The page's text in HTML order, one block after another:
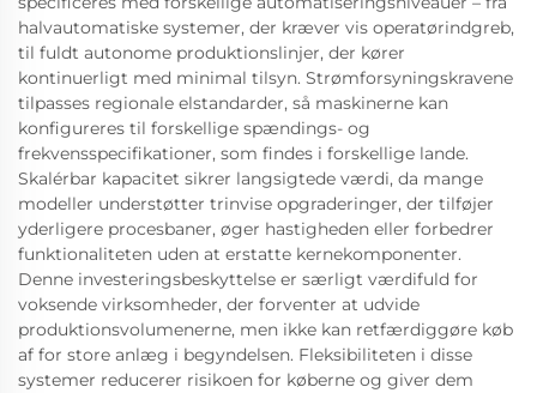
halvautomatiske systemer, der kræver vis operatørindgreb,
til fuldt autonome produktionslinjer, der kører
kontinuerligt med minimal tilsyn. Strømforsyningskravene
tilpasses regionale elstandarder, så maskinerne kan
konfigureres til forskellige spændings- og
frekvensspecifikationer, som findes i forskellige lande.
Skalérbar kapacitet sikrer langsigtede værdi, da mange
modeller understøtter trinvise opgraderinger, der tilføjer
yderligere procesbaner, øger hastigheden eller forbedrer
funktionaliteten uden at erstatte kernekomponenter.
Denne investeringsbeskyttelse er særligt værdifuld for
voksende virksomheder, der forventer at udvide
produktionsvolumenerne, men ikke kan retfærdiggøre køb
af for store anlæg i begyndelsen. Fleksibiliteten i disse
systemer reducerer risikoen for køberne og giver dem